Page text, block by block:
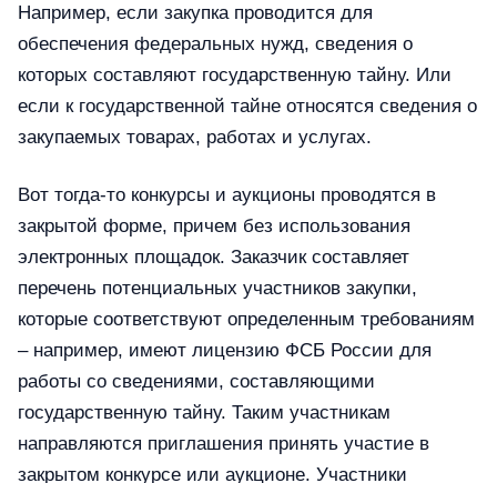
Например, если закупка проводится для
обеспечения федеральных нужд, сведения о
которых составляют государственную тайну. Или
если к государственной тайне относятся сведения о
закупаемых товарах, работах и услугах.
Вот тогда-то конкурсы и аукционы проводятся в
закрытой форме, причем без использования
электронных площадок. Заказчик составляет
перечень потенциальных участников закупки,
которые соответствуют определенным требованиям
– например, имеют лицензию ФСБ России для
работы со сведениями, составляющими
государственную тайну. Таким участникам
направляются приглашения принять участие в
закрытом конкурсе или аукционе. Участники